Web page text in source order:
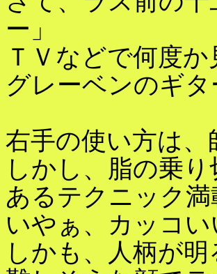
ー」
ＴＶなどで何度
グレーベンのギ
右手の使い方は
しかし、脂の乗
あるテクニック
いやぁ、カッコい
しかも、人柄が